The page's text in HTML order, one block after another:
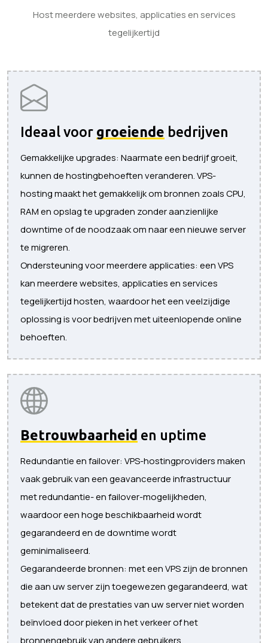
Host meerdere websites, applicaties en services
tegelijkertijd
Ideaal voor groeiende bedrijven
Gemakkelijke upgrades: Naarmate een bedrijf groeit,
kunnen de hostingbehoeften veranderen. VPS-
hosting maakt het gemakkelijk om bronnen zoals CPU,
RAM en opslag te upgraden zonder aanzienlijke
downtime of de noodzaak om naar een nieuwe server
te migreren.
Ondersteuning voor meerdere applicaties: een VPS
kan meerdere websites, applicaties en services
tegelijkertijd hosten, waardoor het een veelzijdige
oplossing is voor bedrijven met uiteenlopende online
behoeften.
Betrouwbaarheid en uptime
Redundantie en failover: VPS-hostingproviders maken
vaak gebruik van een geavanceerde infrastructuur
met redundantie- en failover-mogelijkheden,
waardoor een hoge beschikbaarheid wordt
gegarandeerd en de downtime wordt
geminimaliseerd.
Gegarandeerde bronnen: met een VPS zijn de bronnen
die aan uw server zijn toegewezen gegarandeerd, wat
betekent dat de prestaties van uw server niet worden
beïnvloed door pieken in het verkeer of het
bronnengebruik van andere gebruikers.